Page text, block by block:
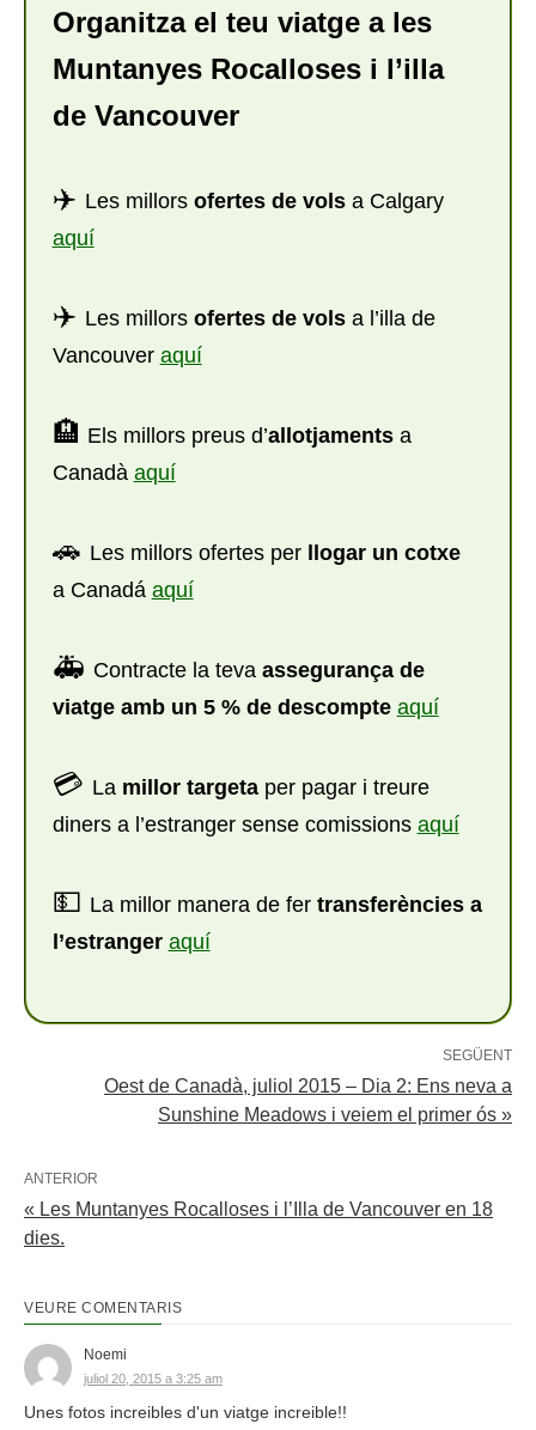
Organitza el teu viatge a les
Muntanyes Rocalloses i l’illa
de Vancouver
✈️ Les millors ofertes de volsa Calgary
aquí
✈️ Les millors ofertes de volsa l’illa de
Vancouver aquí
🏨 Els millors preus d’allotjaments a
Canadà aquí
🚗 Les millors ofertes per
llogar un cotxe
a Canadá aquí
🚑 Contracte la teva assegurança de
viatge amb un 5 % de descompte aquí
💳 La millor targetaper pagar i treure
diners a l’estranger sense comissions aquí
💵 La millor manera de fer transferències a
l’estranger aquí
SEGÜENT
Oest de Canadà, juliol 2015 – Dia 2: Ens neva a
Sunshine Meadows i veiem el primer ós »
ANTERIOR
« Les Muntanyes Rocalloses i l’Illa de Vancouver en 18
dies.
VEURE COMENTARIS
Noemi
juliol 20, 2015 a 3:25 am
Unes fotos increibles d'un viatge increible!!